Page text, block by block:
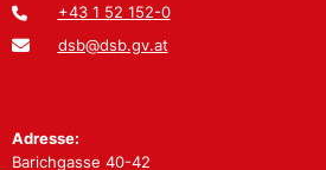
+43 1 52 152-0
dsb@dsb.gv.at
Adresse:
Barichgasse 40-42